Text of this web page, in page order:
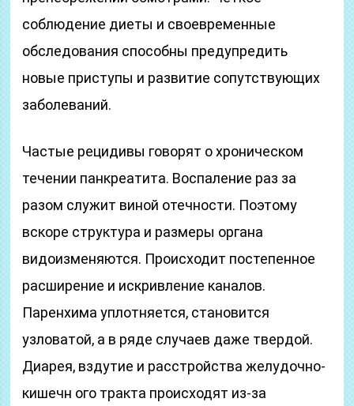
соблюдение диеты и своевременные
обследования способны предупредить
новые приступы и развитие сопутствующих
заболеваний.
Частые рецидивы говорят о хроническом
течении панкреатита. Воспаление раз за
разом служит виной отечности. Поэтому
вскоре структура и размеры органа
видоизменяются. Происходит постепенное
расширение и искривление каналов.
Паренхима уплотняется, становится
узловатой, а в ряде случаев даже твердой.
Диарея, вздутие и расстройства желудочно-
кишечн ого тракта происходят из-за